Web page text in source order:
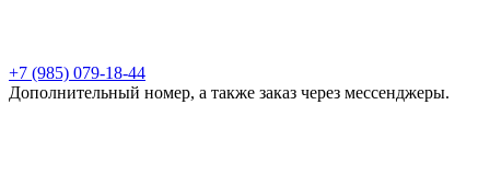
+7 (985) 079-18-44
Дополнительный номер, а также заказ через мессенджеры.